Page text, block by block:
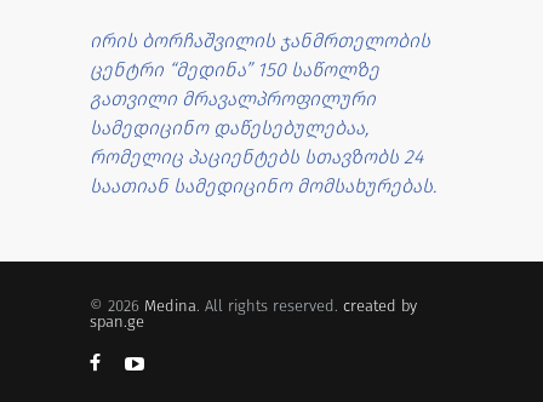
ირის ბორჩაშვილის ჯანმრთელობის
ცენტრი “მედინა” 150 საწოლზე
გათვილი მრავალპროფილური
სამედიცინო დაწესებულებაა,
რომელიც პაციენტებს სთავზობს 24
საათიან სამედიცინო მომსახურებას.
© 2026 Medina. All rights reserved. created by
span.ge